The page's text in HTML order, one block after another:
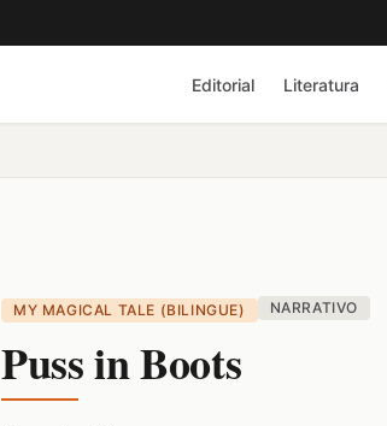
Editorial Literatura
MY MAGICAL TALE (BILINGUE) NARRATIVO
Puss in Boots